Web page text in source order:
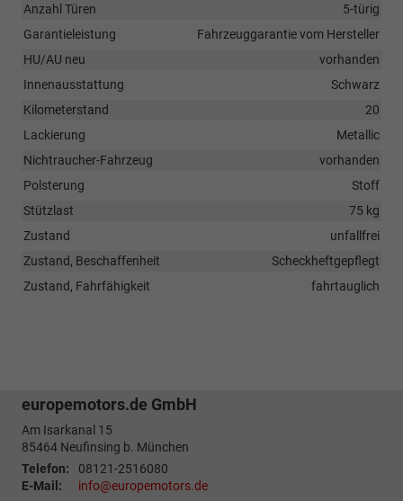
Anzahl Türen
5-türig
Garantieleistung
Fahrzeuggarantie vom Hersteller
HU/AU neu
vorhanden
Innenausstattung
Schwarz
Kilometerstand
20
Lackierung
Metallic
Nichtraucher-Fahrzeug
vorhanden
Polsterung
Stoff
Stützlast
75 kg
Zustand
unfallfrei
Zustand, Beschaffenheit
Scheckheftgepflegt
Zustand, Fahrfähigkeit
fahrtauglich
europemotors.de GmbH
Am Isarkanal 15
85464 Neufinsing b. München
Telefon:
08121-2516080
E-Mail:
info@europemotors.de